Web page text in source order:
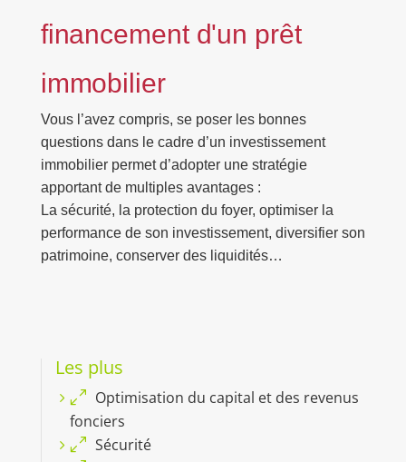
financement d'un prêt
immobilier
Vous l’avez compris, se poser les bonnes
questions dans le cadre d’un investissement
immobilier permet d’adopter une stratégie
apportant de multiples avantages :
La sécurité, la protection du foyer, optimiser la
performance de son investissement, diversifier son
patrimoine, conserver des liquidités…
Les plus
Optimisation du capital et des revenus
fonciers
Sécurité